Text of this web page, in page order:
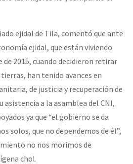
ejidal de Tila, comentó que ante
ejidal, que están viviendo
de 2015, cuando decidieron retirar
han tenido avances en
de justicia y recuperación de
asistencia a la asamblea del CNI,
ya que “el gobierno se da
solos, que no dependemos de él”,
no nos morimos de
chol.